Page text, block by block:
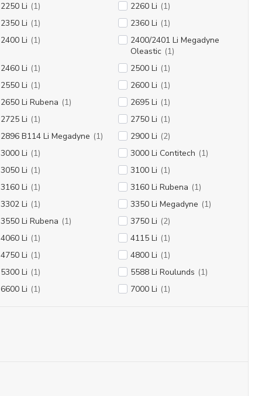
2250 Li (1) 2260 Li (1)
2350 Li (1) 2360 Li (1)
2400 Li (1)
2400/2401 Li Megadyne
Oleastic (1)
2460 Li (1) 2500 Li (1)
2550 Li (1) 2600 Li (1)
2650 Li Rubena (1) 2695 Li (1)
2725 Li (1) 2750 Li (1)
2896 B114 Li Megadyne (1) 2900 Li (2)
3000 Li (1) 3000 Li Contitech (1)
3050 Li (1) 3100 Li (1)
3160 Li (1) 3160 Li Rubena (1)
3302 Li (1) 3350 Li Megadyne (1)
3550 Li Rubena (1) 3750 Li (2)
4060 Li (1) 4115 Li (1)
4750 Li (1) 4800 Li (1)
5300 Li (1) 5588 Li Roulunds (1)
6600 Li (1) 7000 Li (1)